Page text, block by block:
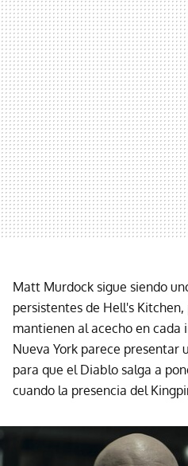
Matt Murdock sigue siendo
persistentes de Hell's Kitchen,
mantienen al acecho en cada
Nueva York parece presentar
para que el Diablo salga a
cuando la presencia del